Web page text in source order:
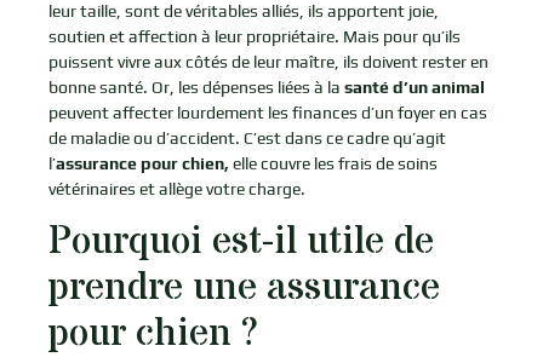
leur taille, sont de véritables alliés, ils apportent joie,
soutien et affection à leur propriétaire. Mais pour qu’ils
puissent vivre aux côtés de leur maître, ils doivent rester en
bonne santé. Or, les dépenses liées à la santé d’un animal
peuvent affecter lourdement les finances d’un foyer en cas
de maladie ou d’accident. C’est dans ce cadre qu’agit
l’assurance pour chien, elle couvre les frais de soins
vétérinaires et allège votre charge.
Pourquoi est-il utile de
prendre une assurance
pour chien ?